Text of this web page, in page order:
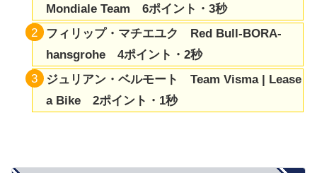
Mondiale Team 6ポイント・3秒
フィリップ・マチエユク Red Bull-BORA-
hansgrohe 4ポイント・2秒
ジュリアン・ベルモート Team Visma | Lease
a Bike 2ポイント・1秒